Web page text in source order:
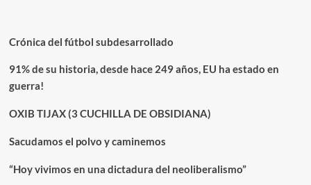
Crónica del fútbol subdesarrollado
91% de su historia, desde hace 249 años, EU ha estado en
guerra!
OXIB TIJAX (3 CUCHILLA DE OBSIDIANA)
Sacudamos el polvo y caminemos
“Hoy vivimos en una dictadura del neoliberalismo”